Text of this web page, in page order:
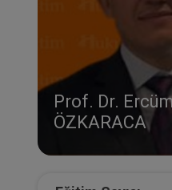
Prof. Dr.
ÖZKARACA